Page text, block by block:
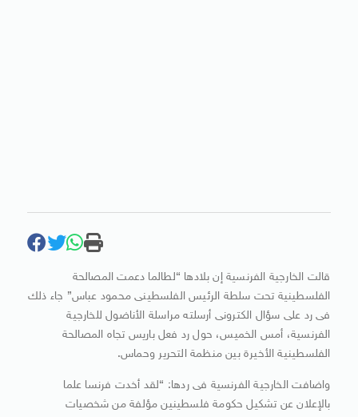
قالت الخارجية الفرنسية إن بلادها “لطالما دعمت المصالحة
الفلسطينية تحت سلطة الرئيس الفلسطينى محمود عباس” جاء ذلك
فى رد على سؤال الكترونى أرسلته مراسلة الأناضول للخارجية
الفرنسية، أمس الخميس، حول رد فعل باريس تجاه المصالحة
الفلسطينية الأخيرة بين منظمة التحرير وحماس.
واضافت الخارجية الفرنسية فى ردها: “لقد أخدت فرنسا علما
بالإعلان عن تشكيل حكومة فلسطينين مؤلفة من شخصيات